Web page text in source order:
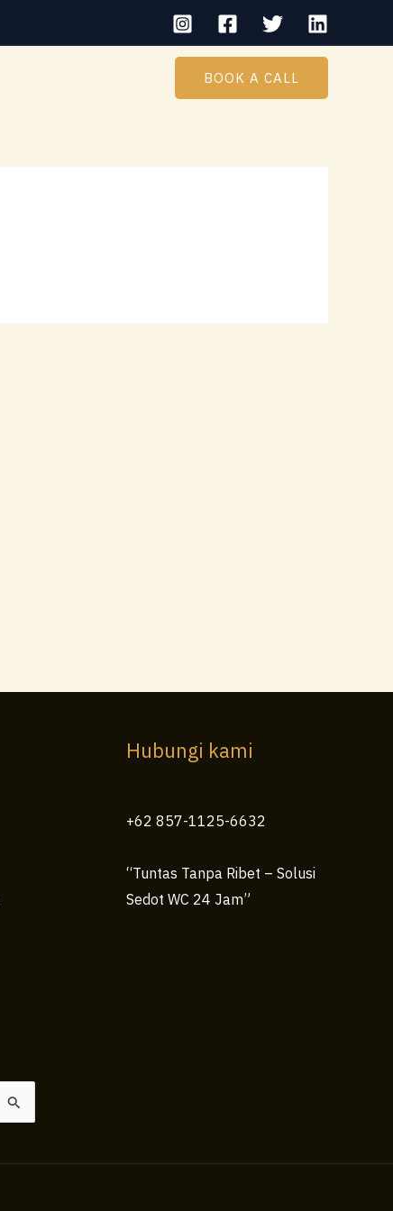
BOOK A CALL
Hubungi kami
+62 857-1125-6632
“Tuntas Tanpa Ribet – Solusi
Sedot WC 24 Jam”